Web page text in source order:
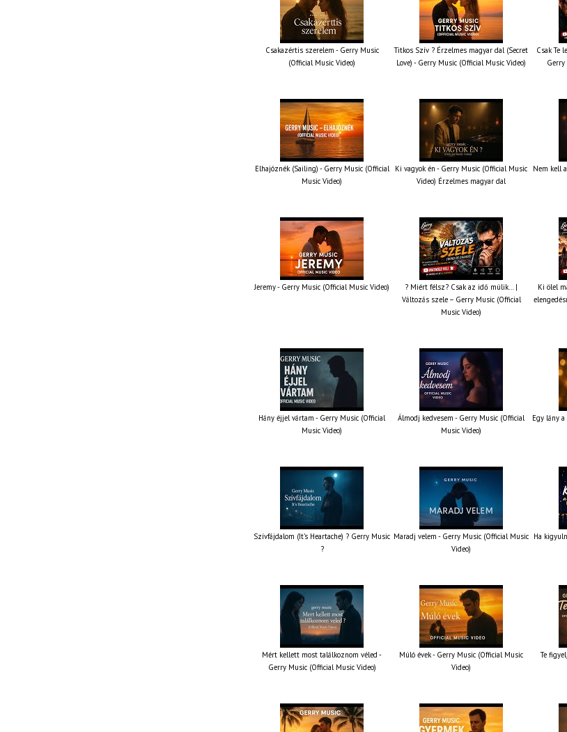
Csakazértis szerelem - Gerry Music
(Official Music Video)
Titkos Szív ? Érzelmes magyar dal (Secret
Love) - Gerry Music (Official Music Video)
Csak Te
Gerry
Elhajóznék (Sailing) - Gerry Music (Official
Music Video)
Ki vagyok én - Gerry Music (Official Music
Video) Érzelmes magyar dal
Nem kell
Jeremy - Gerry Music (Official Music Video)
? Miért félsz? Csak az idő múlik… |
Változás szele – Gerry Music (Official
Music Video)
Ki ölel
Hány éjjel vártam - Gerry Music (Official
Music Video)
Álmodj kedvesem - Gerry Music (Official
Music Video)
Egy lány
Szívfájdalom (It’s Heartache) ? Gerry Music
?
Maradj velem - Gerry Music (Official Music
Video)
Ha
Mért kellett most találkoznom véled -
Gerry Music (Official Music Video)
Múló évek - Gerry Music (Official Music
Video)
Te